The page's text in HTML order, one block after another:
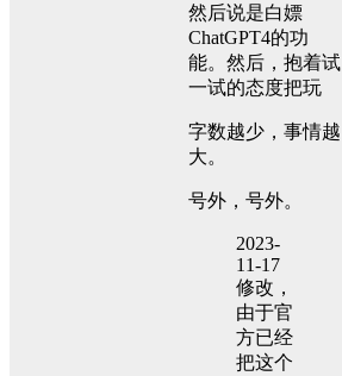
然后说是白嫖
ChatGPT4的功
能。然后，抱着试
一试的态度把玩
字数越少，事情越
大。
号外，号外。
2023-
11-17
修改，
由于官
方已经
把这个